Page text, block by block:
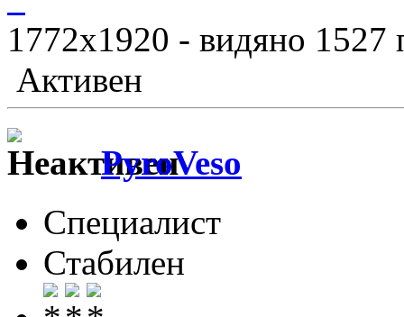
1772x1920 - видяно 1527
Активен
PyroVeso
Специалист
Стабилен